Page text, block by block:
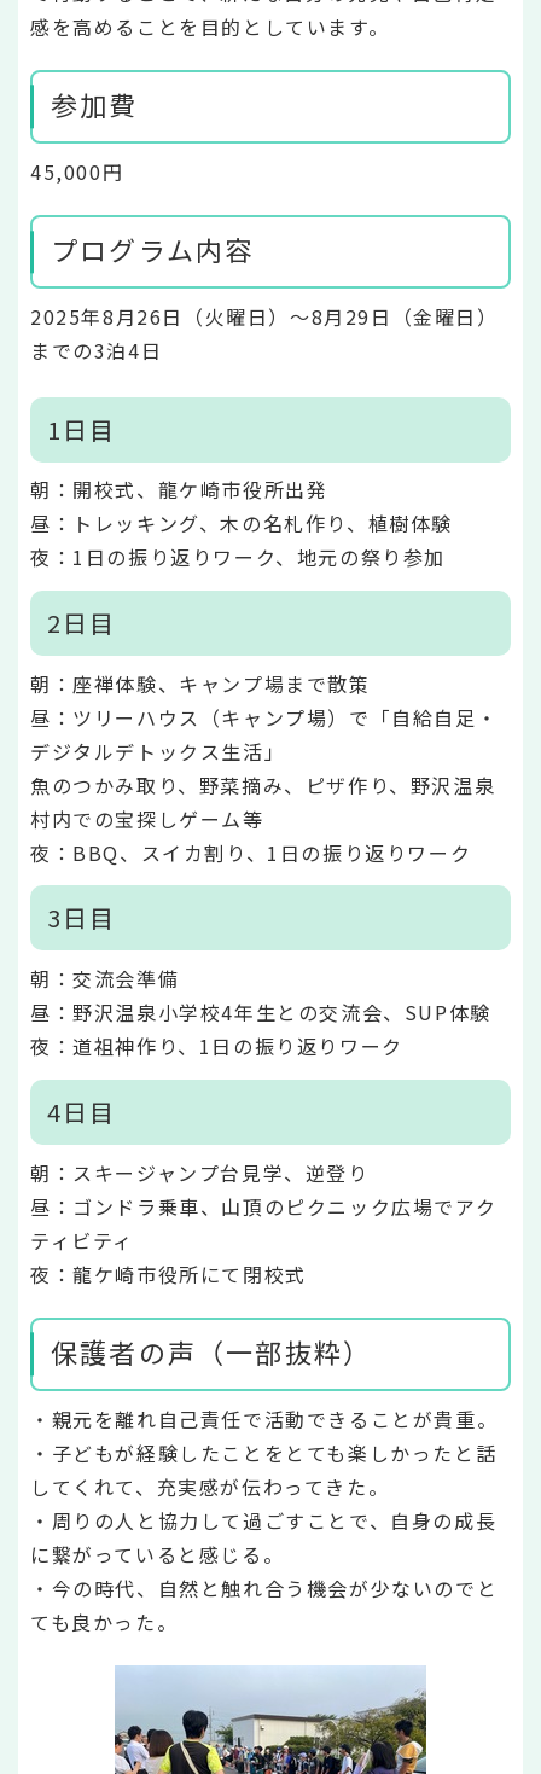
感を高めることを目的としています。
参加費
45,000円
プログラム内容
2025年8月26日（火曜日）～8月29日（金曜日）
までの3泊4日
1日目
朝：開校式、龍ケ崎市役所出発
昼：トレッキング、木の名札作り、植樹体験
夜：1日の振り返りワーク、地元の祭り参加
2日目
朝：座禅体験、キャンプ場まで散策
昼：ツリーハウス（キャンプ場）で「自給自足・
デジタルデトックス生活」
魚のつかみ取り、野菜摘み、ピザ作り、野沢温泉
村内での宝探しゲーム等
夜：BBQ、スイカ割り、1日の振り返りワーク
3日目
朝：交流会準備
昼：野沢温泉小学校4年生との交流会、SUP体験
夜：道祖神作り、1日の振り返りワーク
4日目
朝：スキージャンプ台見学、逆登り
昼：ゴンドラ乗車、山頂のピクニック広場でアク
ティビティ
夜：龍ケ崎市役所にて閉校式
保護者の声（一部抜粋）
・親元を離れ自己責任で活動できることが貴重。
・子どもが経験したことをとても楽しかったと話
してくれて、充実感が伝わってきた。
・周りの人と協力して過ごすことで、自身の成長
に繋がっていると感じる。
・今の時代、自然と触れ合う機会が少ないのでと
ても良かった。